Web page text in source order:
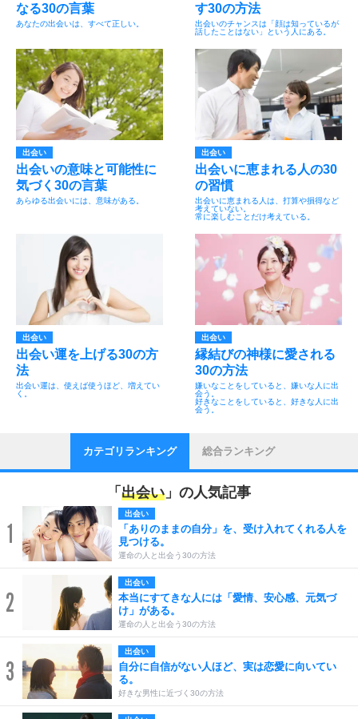
なる30の言葉
あなたの出会いは、すべて正しい。
す30の方法
出会いのチャンスは「顔は知っているが
話したことはない」という人にある。
出会い
出会いの意味と可能性に
気づく30の言葉
あらゆる出会いには、意味がある。
出会い
出会いに恵まれる人の30
の習慣
出会いに恵まれる人は、打算や損得など
考えていない。
常に楽しむことだけ考えている。
出会い
出会い運を上げる30の方
法
出会い運は、使えば使うほど、増えてい
く。
出会い
縁結びの神様に愛される
30の方法
嫌いなことをしていると、嫌いな人に出
会う。
好きなことをしていると、好きな人に出
会う。
カテゴリランキング 総合ランキング
「 出会い 」の人気記事
1
出会い
「ありのままの自分」を、受け入れてくれる人を
見つける。
運命の人と出会う30の方法
2
出会い
本当にすてきな人には「愛情、安心感、元気づ
け」がある。
運命の人と出会う30の方法
3
出会い
自分に自信がない人ほど、実は恋愛に向いてい
る。
好きな男性に近づく30の方法